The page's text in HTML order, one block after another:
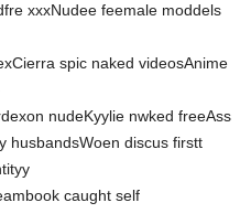
xxxNudee feemale moddels
spic naked videosAnime
nudeKyylie nwked freeAss
husbandsWoen discus firstt
caught self